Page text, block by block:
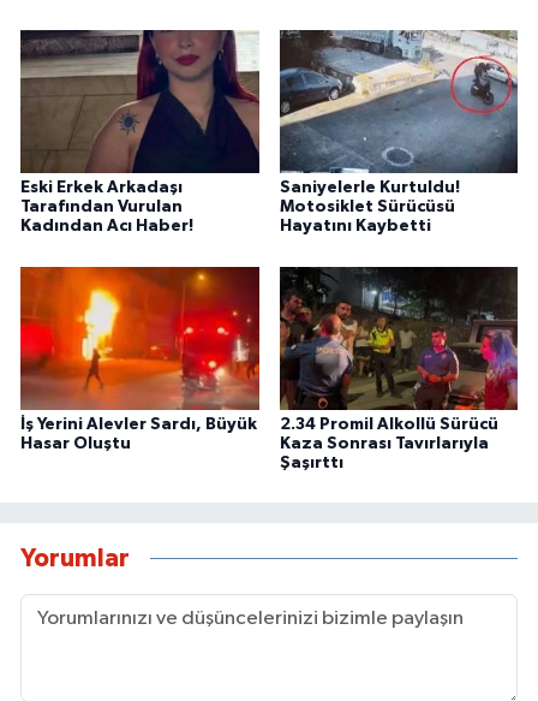
Eski Erkek Arkadaşı
Tarafından Vurulan
Kadından Acı Haber!
Saniyelerle Kurtuldu!
Motosiklet Sürücüsü
Hayatını Kaybetti
İş Yerini Alevler Sardı, Büyük
Hasar Oluştu
2.34 Promil Alkollü Sürücü
Kaza Sonrası Tavırlarıyla
Şaşırttı
Yorumlar